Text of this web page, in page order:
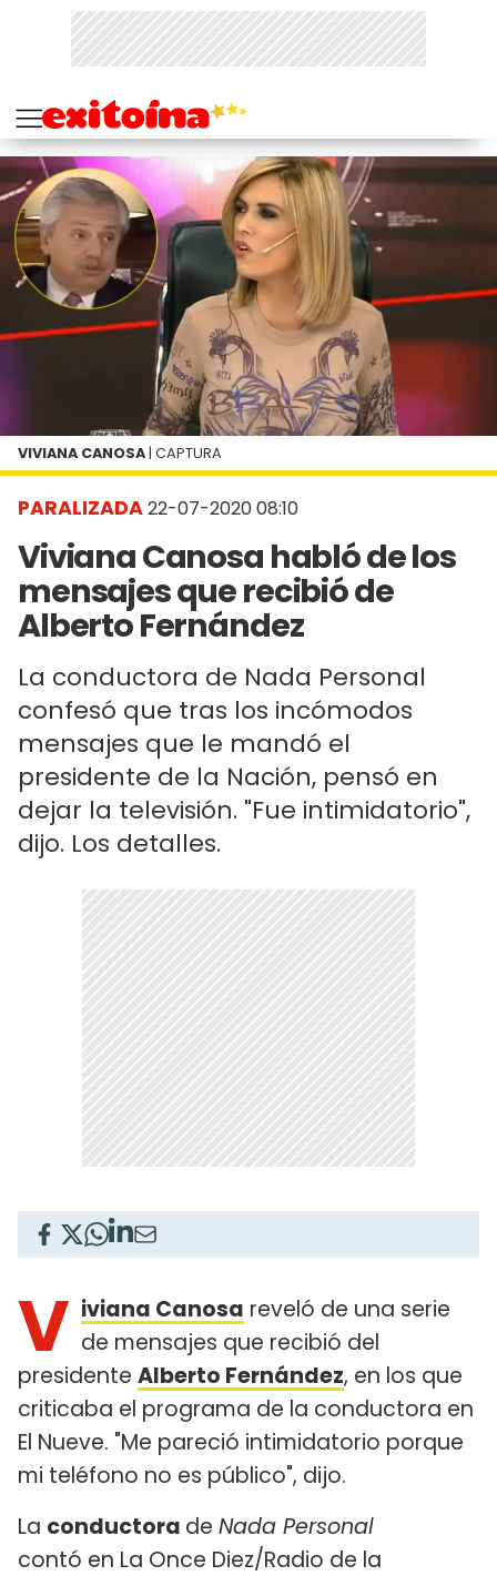
PARALIZADA22-07-2020 08:10
Viviana Canosa habló de los
mensajes que recibió de
Alberto Fernández
La conductora de Nada Personal
confesó que tras los incómodos
mensajes que le mandó el
presidente de la Nación, pensó en
dejar la televisión. "Fue intimidatorio",
dijo. Los detalles.
VIVIANA CANOSA | CAPTURA
V iviana Canosa reveló de una serie
de mensajes que recibió del
presidente Alberto Fernández, en los que
criticaba el programa de la conductora en
El Nueve. "Me pareció intimidatorio porque
mi teléfono no es público", dijo.
La conductora de Nada Personal
contó en La Once Diez/Radio de la